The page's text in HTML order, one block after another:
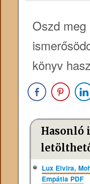
Oszd
könyv
Hasonló
Lux Elvira,
Empátia PDF